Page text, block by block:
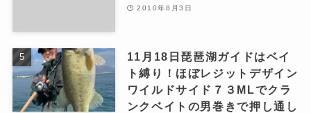
2010年8月3日
11月18日琵琶湖ガイドはベイ
ト縛り！ほぼレジットデザイン
ワイルドサイド７３MLでクラ
ンクベイトの男巻きで押し通し